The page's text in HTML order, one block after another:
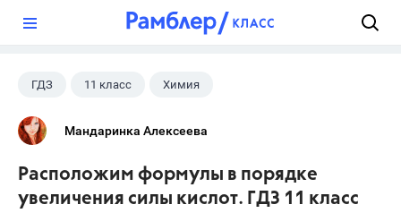
ГДЗ 11 класс Химия
Новошинский И.И.
Мандаринка Алексеева
Расположим формулы в порядке
увеличения силы кислот. ГДЗ 11 класс